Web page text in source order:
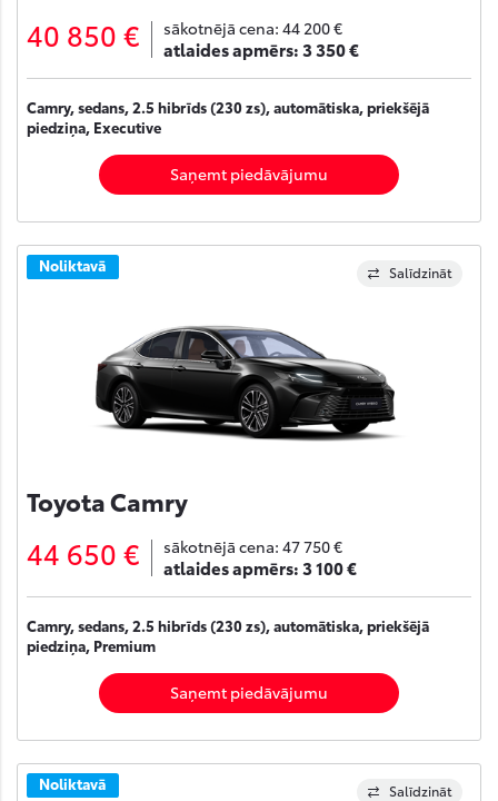
40 850 € sākotnējā cena: 44 200 €
atlaides apmērs:3 350 €
Camry, sedans, 2.5 hibrīds (230 zs), automātiska, priekšējā
piedziņa, Executive
Saņemt piedāvājumu
Salīdzināt
Noliktavā
Toyota Camry
44 650 € sākotnējā cena: 47 750 €
atlaides apmērs:3 100 €
Camry, sedans, 2.5 hibrīds (230 zs), automātiska, priekšējā
piedziņa, Premium
Saņemt piedāvājumu
Salīdzināt
Noliktavā